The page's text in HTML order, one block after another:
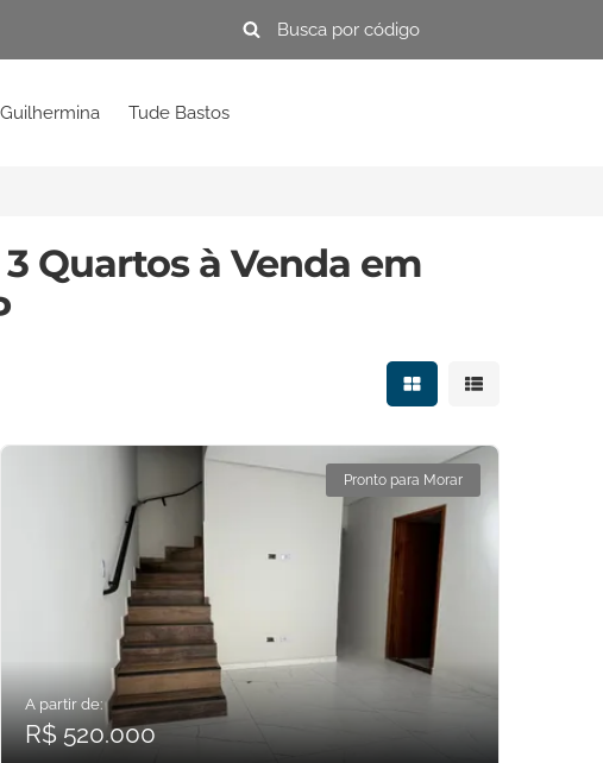
Guilhermina Tude Bastos
Quartos à Venda em
Mostrar resultados
Mostrar
Pronto para Morar
A partir de:
R$ 520.000